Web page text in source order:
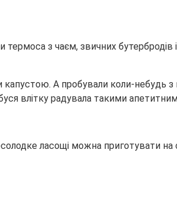
з чаєм, звичних
капустою. А пробували коли-небудь
влітку радувала такими
ласощі можна приготувати на